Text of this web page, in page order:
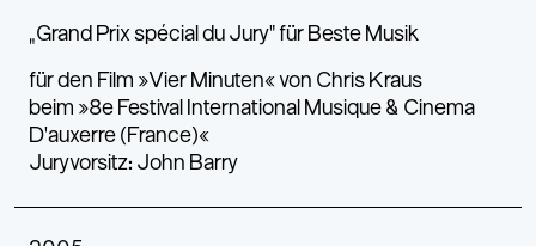
„Grand Prix spécial du Jury“ für Beste Musik
für den Film »Vier Minuten« von Chris Kraus
beim »8e Festival International Musique & Cinema
D'auxerre (France)«
Juryvorsitz: John Barry